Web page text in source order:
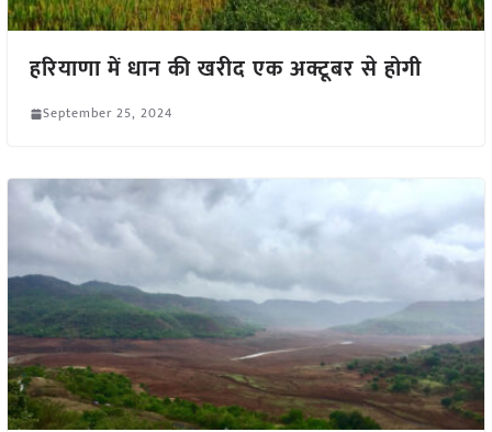
हरियाणा में धान की खरीद एक अक्टूबर से होगी
September 25, 2024